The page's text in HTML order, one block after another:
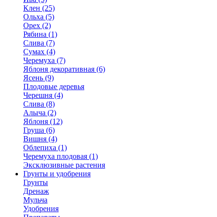
Клен (25)
Ольха (5)
Орех (2)
Рябина (1)
Слива (7)
Сумах (4)
Черемуха (7)
Яблоня декоративная (6)
Ясень (9)
Плодовые деревья
Черешня (4)
Слива (8)
Алыча (2)
Яблоня (12)
Груша (6)
Вишня (4)
Облепиха (1)
Черемуха плодовая (1)
Эксклюзивные растения
Грунты и удобрения
Грунты
Дренаж
Мульча
Удобрения